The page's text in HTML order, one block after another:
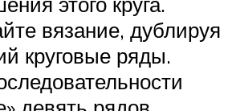
вязание, дублируя
круговые ряды.